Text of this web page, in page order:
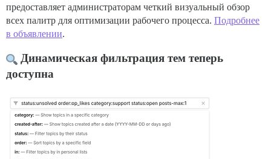
предоставляет администраторам четкий визуальный обзор
всех палитр для оптимизации рабочего процесса. Подробнее
в объявлении.
Динамическая фильтрация тем теперь
доступна